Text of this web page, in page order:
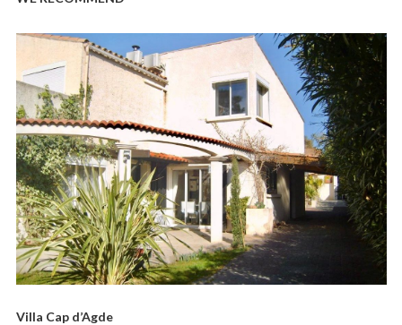
Villa Cap d’Agde